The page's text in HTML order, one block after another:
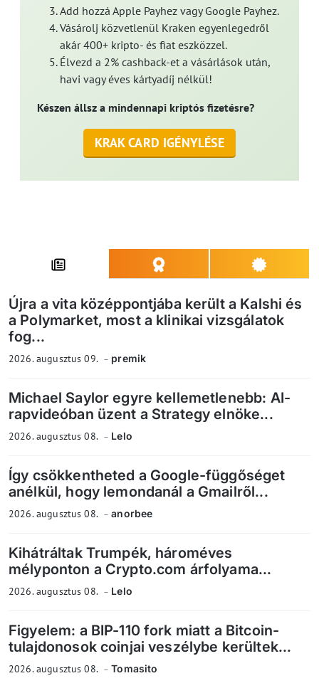
Add hozzá Apple Payhez vagy Google Payhez.
Vásárolj közvetlenül Kraken egyenlegedről
akár 400+ kripto- és fiat eszközzel.
Élvezd a 2% cashback-et a vásárlások után,
havi vagy éves kártyadíj nélkül!
Készen állsz a mindennapi kriptós fizetésre?
KRAK CARD IGÉNYLÉSE
Újra a vita középpontjába került a Kalshi és
a Polymarket, most a klinikai vizsgálatok
fog...
2026. augusztus 09. premik
Michael Saylor egyre kellemetlenebb: AI-
rapvideóban üzent a Strategy elnöke...
2026. augusztus 08. Lelo
Így csökkentheted a Google-függőséget
anélkül, hogy lemondanál a Gmailről...
2026. augusztus 08. anorbee
Kihátráltak Trumpék, hároméves
mélyponton a Crypto.com árfolyama...
2026. augusztus 08. Lelo
Figyelem: a BIP-110 fork miatt a Bitcoin-
tulajdonosok coinjai veszélybe kerültek...
2026. augusztus 08. Tomasito